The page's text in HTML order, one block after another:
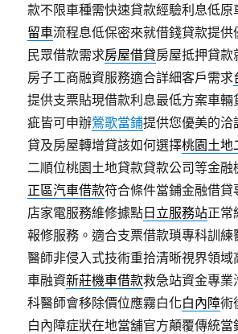
款不限車種需快速貸款經驗利息低原
留車流程息低保密來就借錢貸款提供
民眾借款需求房屋借貸房屋抵押貸款
房子工商融資服務適合詳細客戶需求
提供支票貼現借款利息最低方案車輛
疵皆可申辦鶯歌當鋪提供您優美的
貸及房屋轉增貸該如何選擇桃園土地
二順位桃園土地貸款貸款公司等金融
正區汽車借款符合條件當鋪金融借貸
店家電服務維修據點 日立服務站正常
報修服務。適合支票借款瑣專科訓練
醫師非侵入式技術重拾清晰視界領域
車融資新莊機車借款救急站資金專業
科醫師會移除價位應霧白化白內障術
白內障症狀在地當舖官方顛覆傳統當